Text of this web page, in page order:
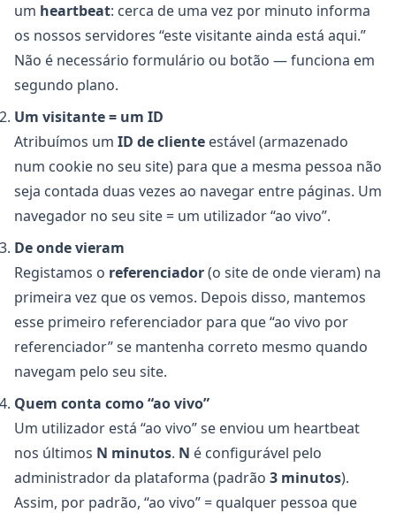
um heartbeat: cerca de uma vez por minuto informa
os nossos servidores “este visitante ainda está aqui.”
Não é necessário formulário ou botão — funciona em
segundo plano.
Um visitante = um ID
Atribuímos um ID de cliente estável (armazenado
num cookie no seu site) para que a mesma pessoa não
seja contada duas vezes ao navegar entre páginas. Um
navegador no seu site = um utilizador “ao vivo”.
De onde vieram
Registamos o referenciador(o site de onde vieram) na
primeira vez que os vemos. Depois disso, mantemos
esse primeiro referenciador para que “ao vivo por
referenciador” se mantenha correto mesmo quando
navegam pelo seu site.
Quem conta como “ao vivo”
Um utilizador está “ao vivo” se enviou um heartbeat
nos últimos N minutos. N é configurável pelo
administrador da plataforma (padrão 3 minutos).
Assim, por padrão, “ao vivo” = qualquer pessoa que